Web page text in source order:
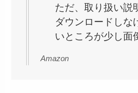
ただ、取り扱い説
ダウンロードしな
いところが少し面
Amazon